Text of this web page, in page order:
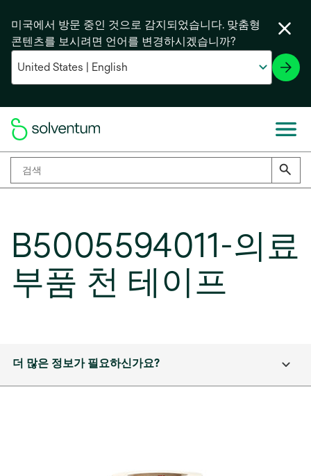
미국에서 방문 중인 것으로 감지되었습니다. 맞춤형
콘텐츠를 보시려면 언어를 변경하시겠습니까?
B5005594011-의료
부품 천 테이프
더 많은 정보가 필요하신가요?